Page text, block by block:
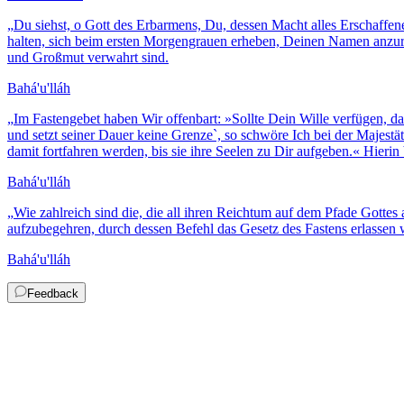
„Du siehst, o Gott des Erbarmens, Du, dessen Macht alles
halten, sich beim ersten Morgengrauen erheben, Deinen Namen
und Großmut verwahrt sind.
Bahá'u'lláh
„Im Fastengebet haben Wir offenbart: »Sollte Dein Wille verfügen,
und setzt seiner Dauer keine Grenze`, so schwöre Ich bei der
damit fortfahren werden, bis sie ihre Seelen zu Dir aufgeben.«
Bahá'u'lláh
„Wie zahlreich sind die, die all ihren Reichtum auf dem Pfade
aufzubegehren, durch dessen Befehl das Gesetz des Fastens
Bahá'u'lláh
Feedback